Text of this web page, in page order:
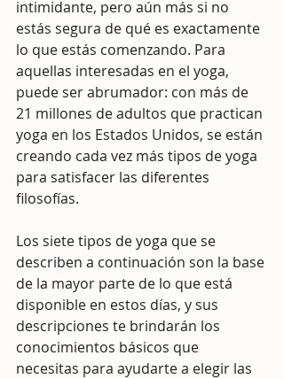
intimidante, pero aún más si no
estás segura de qué es exactamente
lo que estás comenzando. Para
aquellas interesadas ​​en el yoga,
puede ser abrumador: con más de
21 millones de adultos que practican
yoga en los Estados Unidos, se están
creando cada vez más tipos de yoga
para satisfacer las diferentes
filosofías.
Los siete tipos de yoga que se
describen a continuación son la base
de la mayor parte de lo que está
disponible en estos días, y sus
descripciones te brindarán los
conocimientos básicos que
necesitas para ayudarte a elegir las